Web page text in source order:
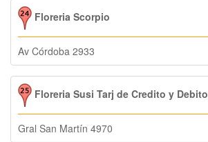
Floreria Scorpio
Av Córdoba 2933
Floreria Susi Tarj de Credito y Debito
Gral San Martín 4970